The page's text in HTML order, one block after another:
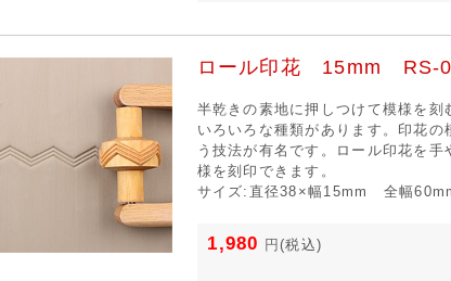
ロール印花 15mm RS-
半乾きの素地に押しつけて模様を
いろいろな種類があります。印花
う技法が有名です。ロール印花を
様を刻印できます。
サイズ:直径38×幅15mm 全幅
1,980 円(税込)